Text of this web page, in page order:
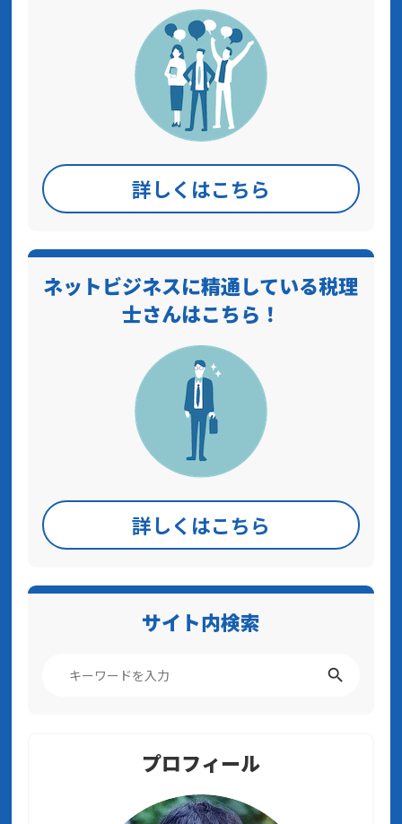
詳しくはこちら
ネットビジネスに精通している税理
士さんはこちら！
詳しくはこちら
サイト内検索
プロフィール